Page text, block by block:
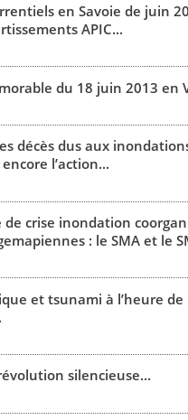
en Savoie de juin
APIC...
du 18 juin 2013 en
décès dus aux
l’action...
de crise inondation
: le SMA et le
et tsunami à l’heure de
silencieuse...